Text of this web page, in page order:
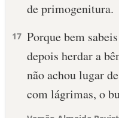
de primogenitura.
17 Porque bem
depois herdar a
não achou lugar
com lágrimas, o